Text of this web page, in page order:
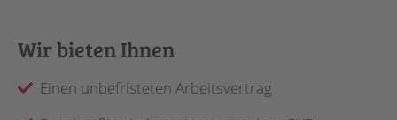
Wir bieten Ihnen
Einen unbefristeten Arbeitsvertrag